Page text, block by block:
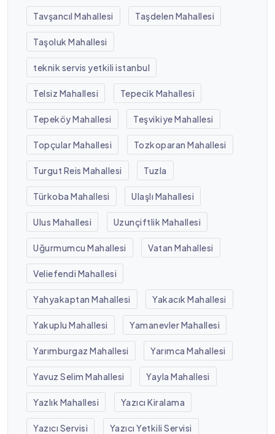
Tavşancıl Mahallesi Taşdelen Mahallesi
Taşoluk Mahallesi
teknik servis yetkili istanbul
Telsiz Mahallesi Tepecik Mahallesi
Tepeköy Mahallesi Teşvikiye Mahallesi
Topçular Mahallesi Tozkoparan Mahallesi
Turgut Reis Mahallesi Tuzla
Türkoba Mahallesi Ulaşlı Mahallesi
Ulus Mahallesi Uzunçiftlik Mahallesi
Uğurmumcu Mahallesi Vatan Mahallesi
Veliefendi Mahallesi
Yahyakaptan Mahallesi Yakacık Mahallesi
Yakuplu Mahallesi Yamanevler Mahallesi
Yarımburgaz Mahallesi Yarımca Mahallesi
Yavuz Selim Mahallesi Yayla Mahallesi
Yazlık Mahallesi Yazıcı Kiralama
Yazıcı Servisi Yazıcı Yetkili Servisi